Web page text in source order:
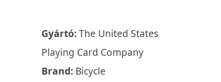
Gyártó:The United States
Playing Card Company
Brand: Bicycle